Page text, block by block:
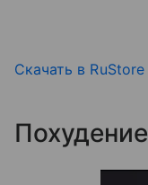
Скачать в RuStore